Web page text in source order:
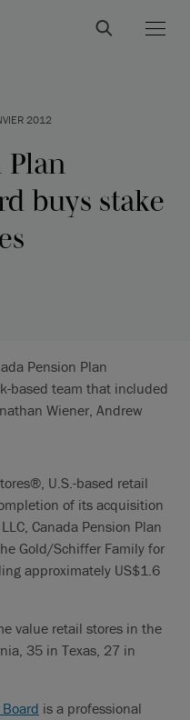
2012
Plan
buys stake
Pension Plan
based team that included
Wiener, Andrew
U.S.-based retail
of its acquisition
Canada Pension Plan
Gold/Schiffer Family for
approximately US$1.6
value retail stores in the
35 in Texas, 27 in
is a professional